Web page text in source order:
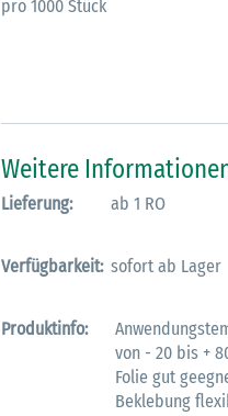
pro 1000 Stück
Weitere
Lieferung: ab 1 RO
Verfügbarkeit: sofort ab Lager
Produktinfo:
von - 20 bis +
Folie gut
Beklebung